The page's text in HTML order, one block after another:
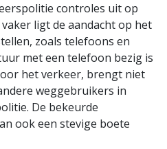
controles uit op
ligt de aandacht op het
zoals telefoons en
met een telefoon bezig is
het verkeer, brengt niet
weggebruikers in
De bekeurde
ook een stevige boete